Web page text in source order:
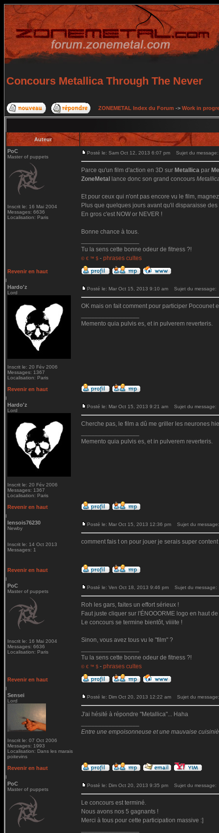
Concours Metallica Through The Never
ZONEMETAL Index du Forum -> Work in
Auteur
PoC
Master of puppets
Inscrit le: 16 Mai 2004
Messages: 6636
Localisation: Paris
Posté le: Sam Oct 12, 2013 6:07 pm Sujet du message:
Parce qu'un film d'action en 3D sur Metallica par
ZoneMetal
lance donc son grand concours
Et pour ceux qui n'ont pas encore vu le film,
Plus que quelques jours avant qu'il disparaisse des
En gros c'est NOW or NEVER !
Bonne chance à tous.
Tu la sens cette bonne odeur de fitness ?!
© € ™ $ - phrases cultes
Revenir en haut
Hardo'z
Lord
Inscrit le: 20 Fév 2006
Messages: 1367
Localisation: Paris
Posté le: Mar Oct 15, 2013 9:10 am Sujet du message:
OK mais on fait comment pour participer Pocounet
Memento quia pulvis es, et in pulverem reverteris.
Revenir en haut
Hardo'z
Lord
Inscrit le: 20 Fév 2006
Messages: 1367
Localisation: Paris
Posté le: Mar Oct 15, 2013 9:21 am Sujet du message:
Cherche pas, le film a dû me griller les neurones
Memento quia pulvis es, et in pulverem reverteris.
Revenir en haut
lensois76230
Newby
Inscrit le: 14 Oct 2013
Messages: 1
Posté le: Mar Oct 15, 2013 12:36 pm Sujet du
comment fais t on pour jouer je serais super
Revenir en haut
PoC
Master of puppets
Inscrit le: 16 Mai 2004
Messages: 6636
Localisation: Paris
Posté le: Ven Oct 18, 2013 9:46 pm Sujet du message:
Roh les gars, faites un effort sérieux !
Faut juste cliquer sur l'ÉNOOORME logo en haut
Le concours se termine bientôt, viiiite !
Sinon, vous avez tous vu le "film" ?
Tu la sens cette bonne odeur de fitness ?!
© € ™ $ - phrases cultes
Revenir en haut
Sensei
Lord
Inscrit le: 07 Oct 2006
Messages: 1993
Localisation: Dans les marais
poitevins
Posté le: Dim Oct 20, 2013 12:22 am Sujet du message:
J'ai hésité à répondre "Metallica"... Haha
Entre une empoisonneuse et une mauvaise
Revenir en haut
PoC
Master of puppets
Posté le: Dim Oct 20, 2013 9:35 pm Sujet du message:
Le concours est terminé.
Nous avons nos 5 gagnants !
Merci à tous pour cette participation massive :]